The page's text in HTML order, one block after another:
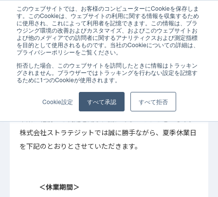
このウェブサイトでは、お客様のコンピューターにCookieを保存しま
す。このCookieは、ウェブサイトの利用に関する情報を収集するため
に使用され、これによって利用者を記憶できます。この情報は、ブラ
ウジング環境の改善およびカスタマイズ、およびこのウェブサイトお
よび他のメディアでの訪問者に関するアナリティクスおよび測定指標
を目的として使用されるものです。当社のCookieについての詳細は、
プライバシーポリシーをご覧ください。
拒否した場合、このウェブサイトを訪問したときに情報はトラッキン
グされません。ブラウザーではトラッキングを行わない設定を記憶す
るために1つのCookieが使用されます。
Cookie設定 すべて承認 すべて拒否
ホーム お知らせ 夏季休業のお知らせ
2022年07月12日 お知らせ
夏季休業のお知らせ
平素は格別のご高配を賜り、誠にありがとうございます。
株式会社ストラテジットでは誠に勝手ながら、夏季休業日
を下記のとおりとさせていただきます。
＜休業期間＞